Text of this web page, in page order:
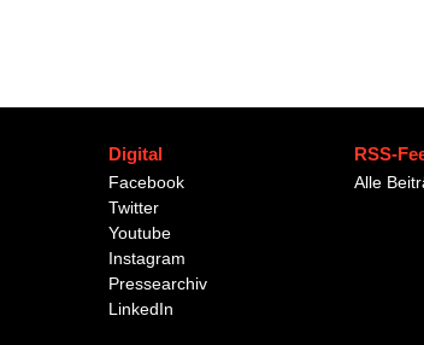
Digital
Facebook
Twitter
Youtube
Instagram
Pressearchiv
LinkedIn
RSS-
Alle